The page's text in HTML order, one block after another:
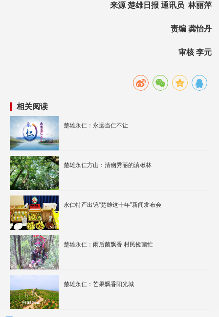
来源 楚雄日报 通讯员 林丽萍
责编 龚怡丹
审核 李元
相关阅读
楚雄永仁：永远当仁不让
楚雄永仁方山：清幽秀丽的滇楸林
永仁特产出镜“楚雄这十年”新闻发布会
楚雄永仁：雨后菌飘香 村民捡菌忙
楚雄永仁：芒果飘香阳光城